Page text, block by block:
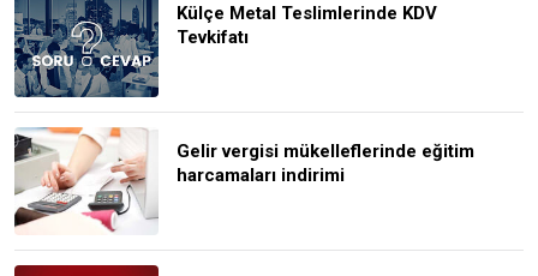
Külçe Metal Teslimlerinde KDV
Tevkifatı
Gelir vergisi mükelleflerinde eğitim
harcamaları indirimi